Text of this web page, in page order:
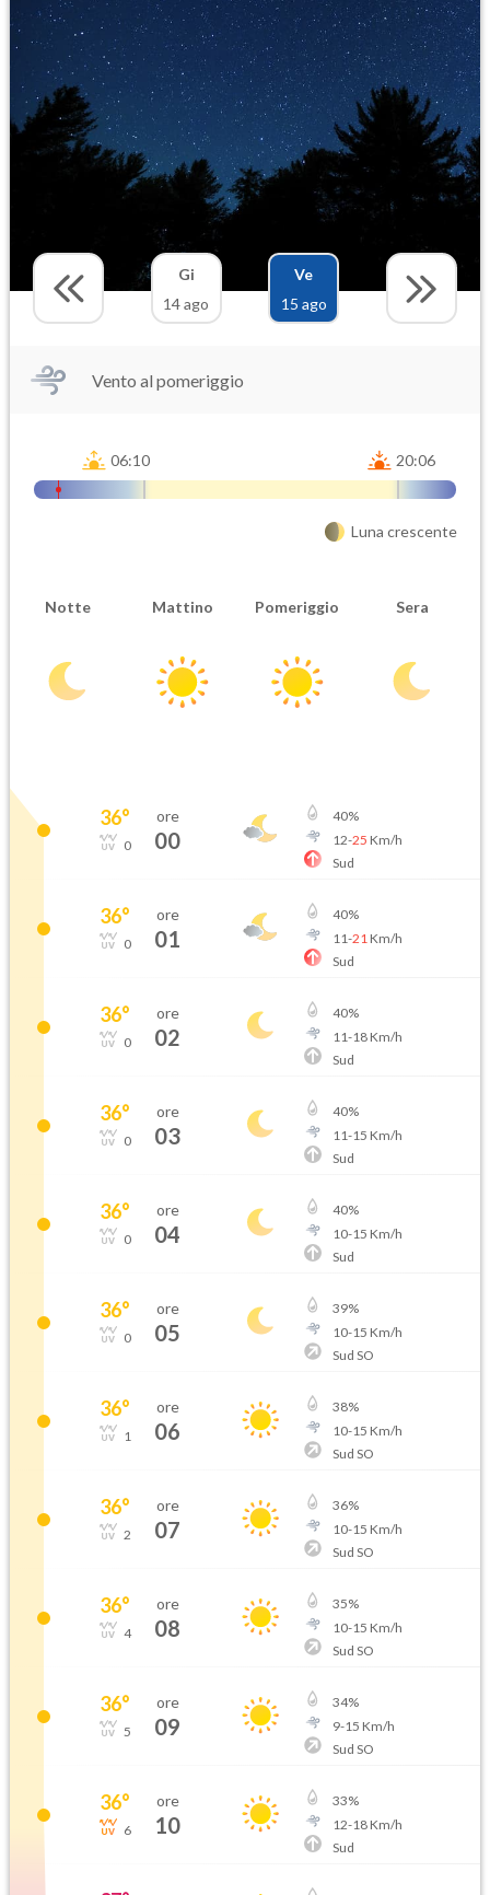
Gi
14 ago
Ve
15 ago
Vento al pomeriggio
06:10 20:06
Luna crescente
Notte Mattino Pomeriggio Sera
36°
0
ore
00
40%
12-25 Km/h
Sud
36°
0
ore
01
40%
11-21 Km/h
Sud
36°
0
ore
02
40%
11-18Km/h
Sud
36°
0
ore
03
40%
11-15 Km/h
Sud
36°
0
ore
04
40%
10-15 Km/h
Sud
36°
0
ore
05
39%
10-15 Km/h
Sud SO
36°
1
ore
06
38%
10-15 Km/h
Sud SO
36°
2
ore
07
36%
10-15 Km/h
Sud SO
36°
4
ore
08
35%
10-15 Km/h
Sud SO
36°
5
ore
09
34%
9-15 Km/h
Sud SO
36°
6
ore
10
33%
12-18Km/h
Sud